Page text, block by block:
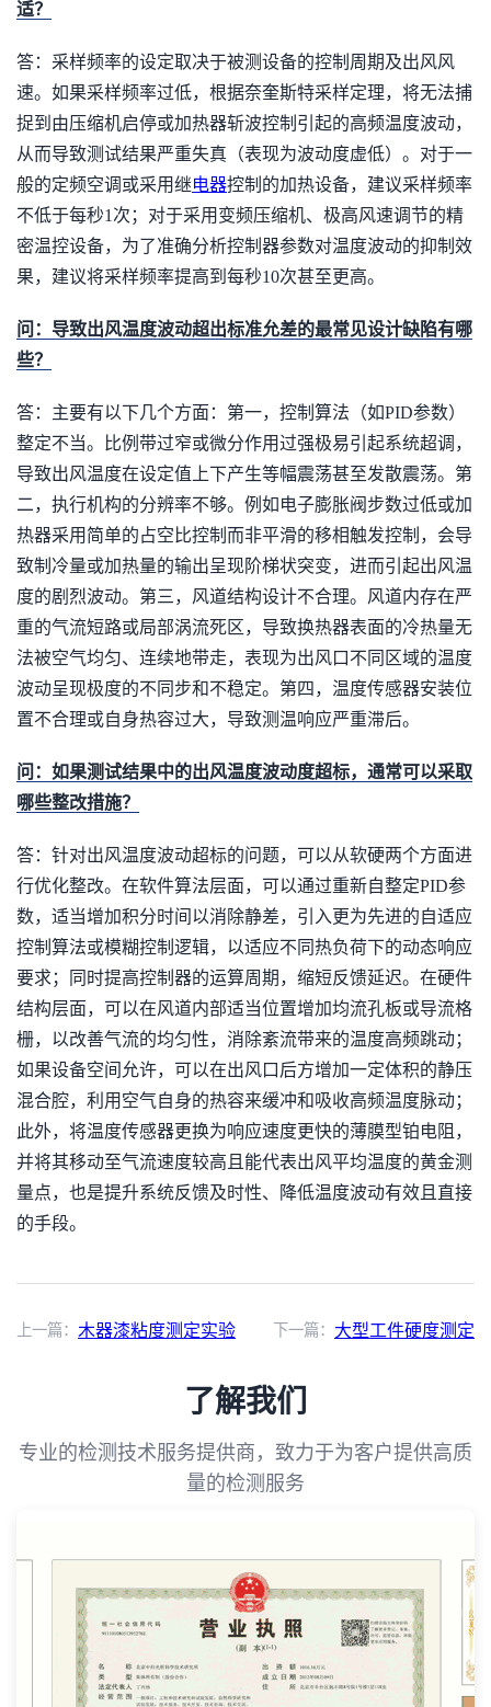
适？
答：采样频率的设定取决于被测设备的控制周期及出风风
速。如果采样频率过低，根据奈奎斯特采样定理，将无法捕
捉到由压缩机启停或加热器斩波控制引起的高频温度波动，
从而导致测试结果严重失真（表现为波动度虚低）。对于一
般的定频空调或采用继电器控制的加热设备，建议采样频率
不低于每秒1次；对于采用变频压缩机、极高风速调节的精
密温控设备，为了准确分析控制器参数对温度波动的抑制效
果，建议将采样频率提高到每秒10次甚至更高。
问：导致出风温度波动超出标准允差的最常见设计缺陷有哪
些？
答：主要有以下几个方面：第一，控制算法（如PID参数）
整定不当。比例带过窄或微分作用过强极易引起系统超调，
导致出风温度在设定值上下产生等幅震荡甚至发散震荡。第
二，执行机构的分辨率不够。例如电子膨胀阀步数过低或加
热器采用简单的占空比控制而非平滑的移相触发控制，会导
致制冷量或加热量的输出呈现阶梯状突变，进而引起出风温
度的剧烈波动。第三，风道结构设计不合理。风道内存在严
重的气流短路或局部涡流死区，导致换热器表面的冷热量无
法被空气均匀、连续地带走，表现为出风口不同区域的温度
波动呈现极度的不同步和不稳定。第四，温度传感器安装位
置不合理或自身热容过大，导致测温响应严重滞后。
问：如果测试结果中的出风温度波动度超标，通常可以采取
哪些整改措施？
答：针对出风温度波动超标的问题，可以从软硬两个方面进
行优化整改。在软件算法层面，可以通过重新自整定PID参
数，适当增加积分时间以消除静差，引入更为先进的自适应
控制算法或模糊控制逻辑，以适应不同热负荷下的动态响应
要求；同时提高控制器的运算周期，缩短反馈延迟。在硬件
结构层面，可以在风道内部适当位置增加均流孔板或导流格
栅，以改善气流的均匀性，消除紊流带来的温度高频跳动；
如果设备空间允许，可以在出风口后方增加一定体积的静压
混合腔，利用空气自身的热容来缓冲和吸收高频温度脉动；
此外，将温度传感器更换为响应速度更快的薄膜型铂电阻，
并将其移动至气流速度较高且能代表出风平均温度的黄金测
量点，也是提升系统反馈及时性、降低温度波动有效且直接
的手段。
上一篇： 木器漆粘度测定实验 下一篇： 大型工件硬度测定
了解我们
专业的检测技术服务提供商，致力于为客户提供高质
量的检测服务